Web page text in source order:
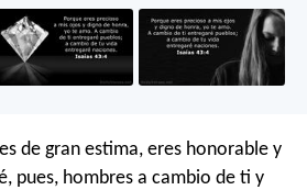
de gran estima, eres honorable y
pues, hombres a cambio de ti y